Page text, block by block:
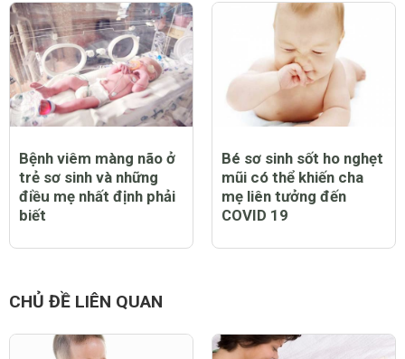
Bệnh viêm màng não ở
trẻ sơ sinh và những
điều mẹ nhất định phải
biết
Bé sơ sinh sốt ho nghẹt
mũi có thể khiến cha
mẹ liên tưởng đến
COVID 19
CHỦ ĐỀ LIÊN QUAN